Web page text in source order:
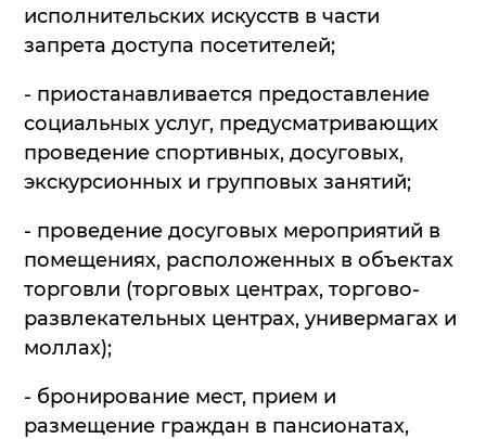
исполнительских искусств в части
запрета доступа посетителей;
- приостанавливается предоставление
социальных услуг, предусматривающих
проведение спортивных, досуговых,
экскурсионных и групповых занятий;
- проведение досуговых мероприятий в
помещениях, расположенных в объектах
торговли (торговых центрах, торгово-
развлекательных центрах, универмагах и
моллах);
- бронирование мест, прием и
размещение граждан в пансионатах,